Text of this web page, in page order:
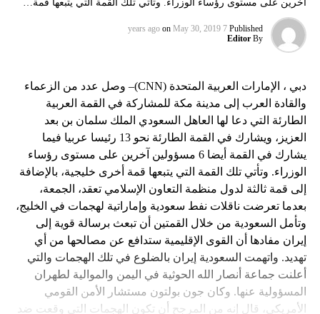
Published
7 years ago
on May 30, 2019
By
Editor
دبي ، الإمارات العربية المتحدة (CNN)– وصل عدد من الزعماء
والقادة العرب إلى مدينة مكة للمشاركة في القمة العربية
الطارئة التي دعا لها العاهل السعودي الملك سلمان بن بعد
العزيز، ويشارك في القمة الطارئة نحو 13 رئيسا عربيا فيما
يشارك في القمة أيضا 6 مسؤولين آخرين على مستوى رؤساء
الوزراء. وتأتي تلك القمة التي يتبعها قمة أخرى خليجية، بالإضافة
إلى قمة ثالثة لدول منظمة التعاون الإسلامي تعقد، الجمعة،
بعدما تعرضت ناقلات نفط سعودية وإماراتية لهجمات في الخليج،
وتأمل السعودية من خلال القمتين أن تبعث برسالة قوية إلى
إيران مفادها أن القوى الإقليمية ستدافع عن مصالحها من أي
تهديد. واتهمت السعودية إيران بالضلوع في تلك الهجمات والتي
أعلنت جماعة أنصار الله الحوثية في اليمن والموالية لطهران
المسؤولية عنها. وكان جون بولتون مستشار الأمن القومي
الأمريكي، قال إنه من المرجح أن تكون الهجمات التي وقعت ضد